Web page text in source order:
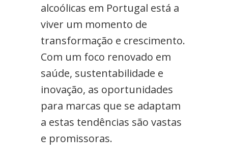
alcoólicas em Portugal está a
viver um momento de
transformação e crescimento.
Com um foco renovado em
saúde, sustentabilidade e
inovação, as oportunidades
para marcas que se adaptam
a estas tendências são vastas
e promissoras.